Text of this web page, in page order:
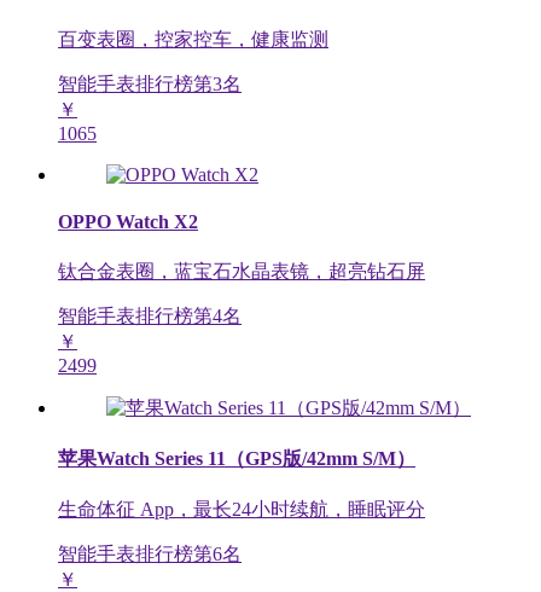
百变表圈，控家控车，健康监测
智能手表排行榜第3名
￥
1065
OPPO Watch X2
钛合金表圈，蓝宝石水晶表镜，超亮钻石屏
智能手表排行榜第4名
￥
2499
苹果Watch Series 11（GPS版/42mm S/M）
生命体征 App，最长24小时续航，睡眠评分
智能手表排行榜第6名
￥